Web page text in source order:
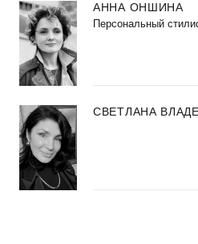
АННА ОНШИНА
Персональный
СВЕТЛАНА